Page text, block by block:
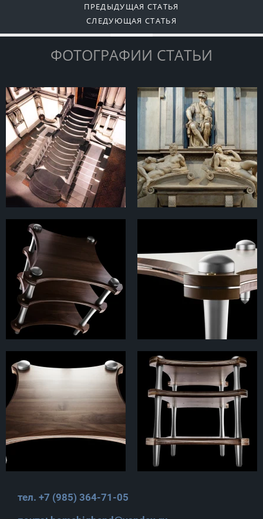
ПРЕДЫДУЩАЯ СТАТЬЯ
СЛЕДУЮЩАЯ СТАТЬЯ
ФОТОГРАФИИ СТАТЬИ
тел. +7 (985) 364-71-05